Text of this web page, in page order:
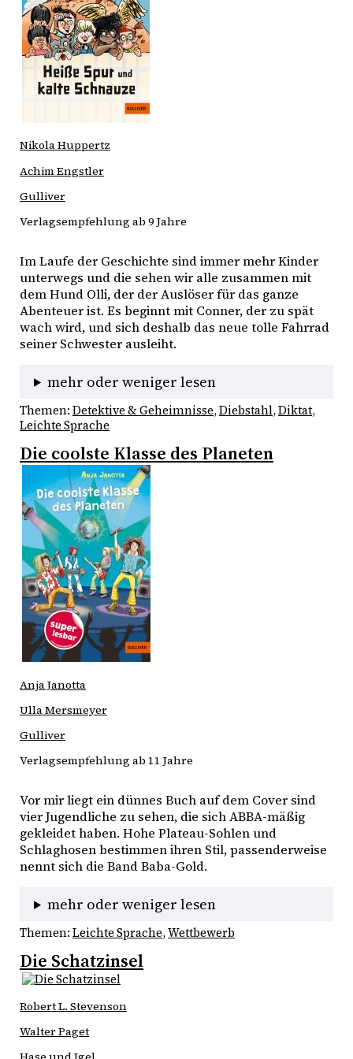
Nikola Huppertz
Achim Engstler
Gulliver
Verlagsempfehlung ab 9 Jahre
Im Laufe der Geschichte sind immer mehr Kinder
unterwegs und die sehen wir alle zusammen mit
dem Hund Olli, der der Auslöser für das ganze
Abenteuer ist. Es beginnt mit Conner, der zu spät
wach wird, und sich deshalb das neue tolle Fahrrad
seiner Schwester ausleiht.
mehr oder weniger lesen
Themen: Detektive & Geheimnisse, Diebstahl, Diktat
Leichte Sprache
Die coolste Klasse des Planeten
Anja Janotta
Ulla Mersmeyer
Gulliver
Verlagsempfehlung ab 11 Jahre
Vor mir liegt ein dünnes Buch auf dem Cover sind
vier Jugendliche zu sehen, die sich ABBA-mäßig
gekleidet haben. Hohe Plateau-Sohlen und
Schlaghosen bestimmen ihren Stil, passenderweise
nennt sich die Band Baba-Gold.
mehr oder weniger lesen
Themen: Leichte Sprache, Wettbewerb
Die Schatzinsel
Robert L. Stevenson
Walter Paget